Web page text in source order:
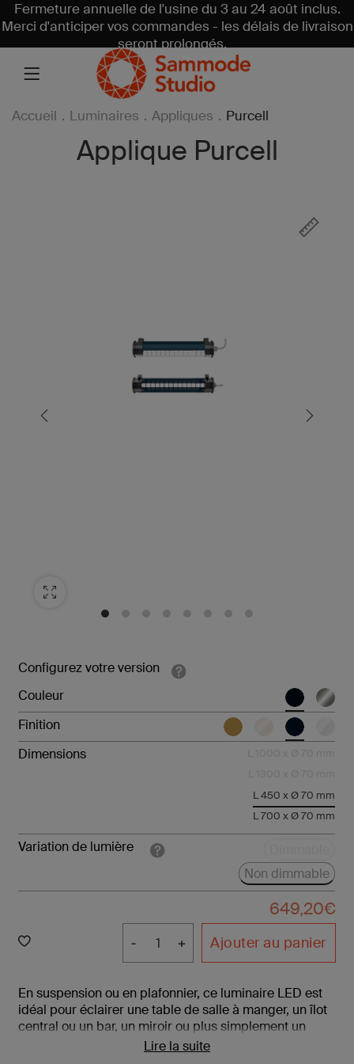
Fermeture annuelle de l'usine du 3 au 24 août inclus.
Merci d'anticiper vos commandes - les délais de livraison
seront prolongés.
Accueil . Luminaires . Appliques . Purcell
Applique Purcell
Configurez votre version
Couleur
Finition
Dimensions
L 450 x Ø 70 mm
L 700 x Ø 70 mm
Variation de lumière
Non dimmable
649,20€
Ajouter au panier
En suspension ou en plafonnier, ce luminaire LED est
idéal pour éclairer une table de salle à manger, un îlot
central ou un bar, un miroir ou plus simplement un
couloir. Il offre en effet un éclairage optimal des
Lire la suite